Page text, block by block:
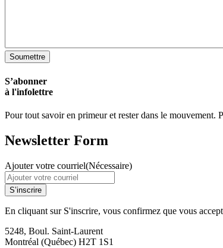
Soumettre
S’abonner
à l'infolettre
Pour tout savoir en primeur et rester dans le mouvement.
Newsletter Form
Ajouter votre courriel(Nécessaire)
S’inscrire
En cliquant sur S'inscrire, vous confirmez que vous
5248, Boul. Saint-Laurent
Montréal (Québec) H2T 1S1